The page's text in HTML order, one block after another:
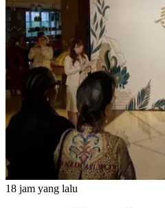
18 jam yang lalu